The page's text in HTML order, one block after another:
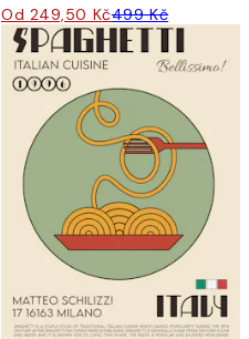
Od 249,50 Kč499 Kč